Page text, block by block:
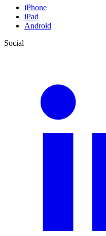
iPhone
iPad
Android
Social